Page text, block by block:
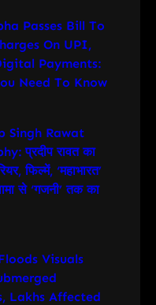
Passes Bill To
On UPI,
Payments:
Need To Know
Singh Rawat
प्रदीप रावत का
फिल्में, ‘महाभारत’
से ‘गजनी’ तक का
Visuals
Lakhs Affected